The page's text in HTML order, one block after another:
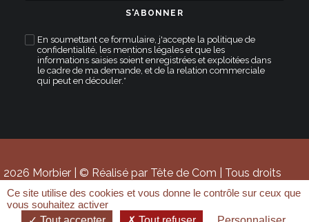
En soumettant ce formulaire, j'accepte la politique de
confidentialité, les mentions légaleset que les
informations saisies soient enregistrées et exploitées dans
le cadre de ma demande, et de la relation commerciale
qui peut en découler.*
2026 Morbier | © Réalisé par Tête de Com | Tous droits
réservés.
Ce site utilise des cookies et vous donne le contrôle sur ceux que
vous souhaitez activer